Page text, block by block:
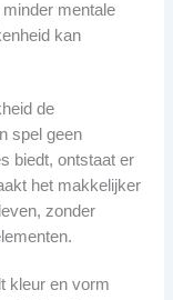
mentale
kan
de
spel geen
biedt, ontstaat er
het makkelijker
zonder
kleur en vorm